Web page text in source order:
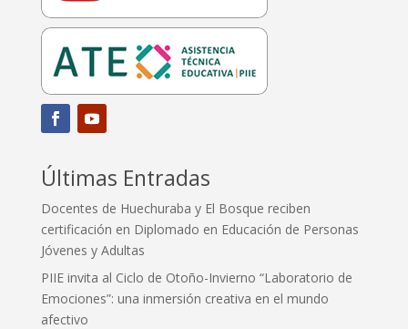
Últimas Entradas
Docentes de Huechuraba y El Bosque reciben
certificación en Diplomado en Educación de Personas
Jóvenes y Adultas
PIIE invita al Ciclo de Otoño-Invierno “Laboratorio de
Emociones”: una inmersión creativa en el mundo
afectivo